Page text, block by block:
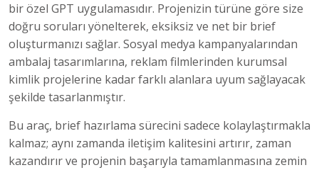
bir özel GPT uygulamasıdır. Projenizin türüne göre size
doğru soruları yönelterek, eksiksiz ve net bir brief
oluşturmanızı sağlar. Sosyal medya kampanyalarından
ambalaj tasarımlarına, reklam filmlerinden kurumsal
kimlik projelerine kadar farklı alanlara uyum sağlayacak
şekilde tasarlanmıştır.
Bu araç, brief hazırlama sürecini sadece kolaylaştırmakla
kalmaz; aynı zamanda iletişim kalitesini artırır, zaman
kazandırır ve projenin başarıyla tamamlanmasına zemin